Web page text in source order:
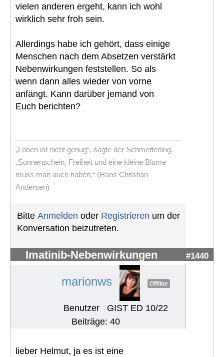
vielen anderen ergeht, kann ich wohl
wirklich sehr froh sein.
Allerdings habe ich gehört, dass einige
Menschen nach dem Absetzen verstärkt
Nebenwirkungen feststellen. So als
wenn dann alles wieder von vorne
anfängt. Kann darüber jemand von
Euch berichten?
„Leben ist nicht genug“, sagte der Schmetterling.
„Sonnenschein, Freiheit und eine kleine Blume
muss man auch haben.“ (Hans Christian
Andersen)
Bitte Anmelden oder Registrieren um der
Konversation beizutreten.
Imatinib-Nebenwirkungen #1440
marionws Offline
Benutzer
GIST ED 10/22
Beiträge: 40
lieber Helmut, ja es ist eine